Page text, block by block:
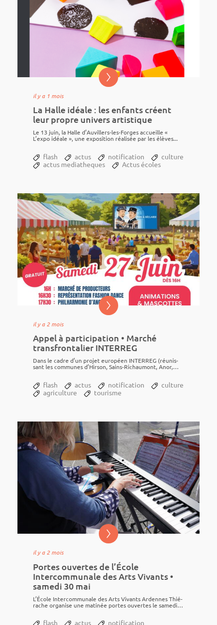
La Halle idéale : les enfants créent
leur propre univers artistique
il y a 1 mois
Le 13 juin, la Halle d’Au­villers-les-Forges accueille «
L’expo idéale », une expo­si­tion réali­sée par les élèves...
flash actus notification
culture
actus mediatheques
Actus écoles
Appel à participation • Marché
transfrontalier INTERREG
il y a 2 mois
Dans le cadre d’un projet euro­péen INTERREG (réunis­
sant les communes d’Hir­son, Sains-Richau­mont, Anor,
flash actus notification
culture
agriculture
tourisme
Portes ouvertes de l’École
Intercommunale des Arts Vivants •
samedi 30 mai
il y a 2 mois
L’École Inter­com­mu­nale des Arts Vivants Ardennes Thié­
rache orga­nise une mati­née portes ouvertes le samedi
flash actus
notification